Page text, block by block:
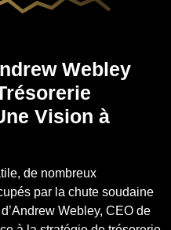
Webley
Vision à
de nombreux
par la chute soudaine
Webley, CEO de